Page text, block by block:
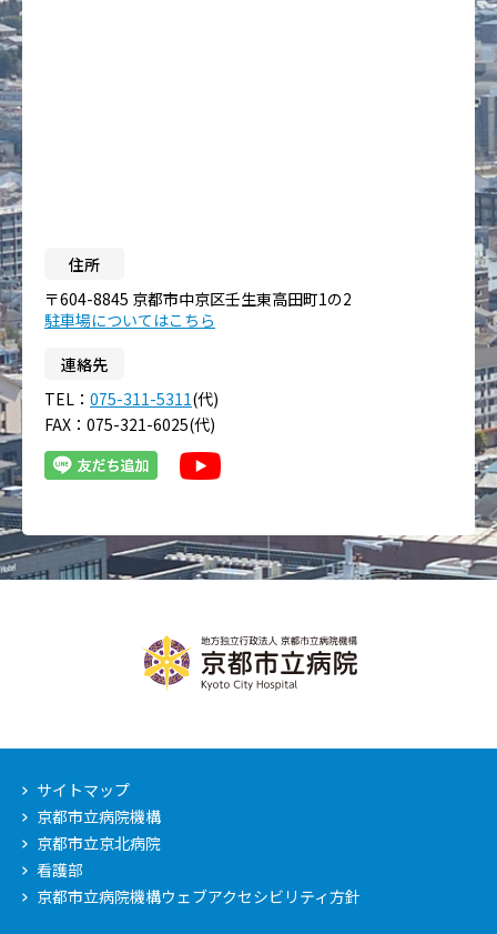
住所
〒604-8845 京都市中京区壬生東高田町1の2
駐車場についてはこちら
連絡先
TEL： 075-311-5311(代)
FAX：075-321-6025(代)
サイトマップ
京都市立病院機構
京都市立京北病院
看護部
京都市立病院機構ウェブアクセシビリティ方針